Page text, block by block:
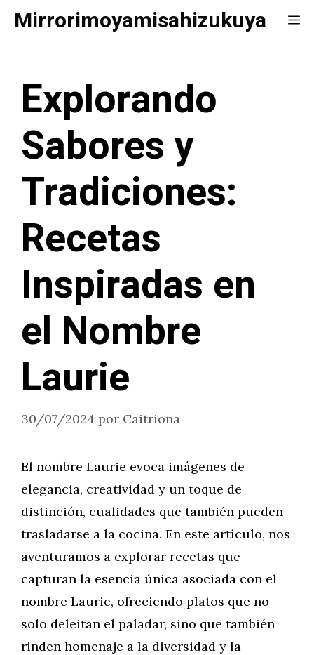
Saltar
Mirrorimoyamisahizukuya
Explorando
Sabores y
Tradiciones:
Recetas
Inspiradas en
el Nombre
Laurie
30/07/2024 por Caitriona
El nombre Laurie evoca imágenes de
elegancia, creatividad y un toque de
distinción, cualidades que también pueden
trasladarse a la cocina. En este artículo, nos
aventuramos a explorar recetas que
capturan la esencia única asociada con el
nombre Laurie, ofreciendo platos que no
solo deleitan el paladar, sino que también
rinden homenaje a la diversidad y la